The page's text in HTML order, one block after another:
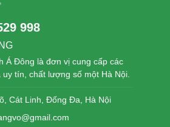
998
Á Đông là đơn vị cung cấp các
tín, chất lượng số một Hà Nội.
Cát Linh, Đống Đa, Hà Nội